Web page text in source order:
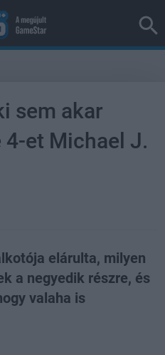
sem akar
4-et Michael J.
elárulta, milyen
a negyedik részre, és
valaha is